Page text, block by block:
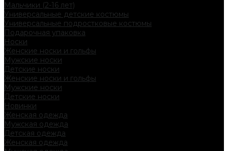
Мальчики (2-16 лет)
Универсальные детские костюмы
Универсальные подростковые костюмы
Подарочная упаковка
Носки
Женские носки и гольфы
Мужские носки
Детские носки
Женские носки и гольфы
Мужские носки
Детские носки
Новинки
Женская одежда
Мужская одежда
Детская одежда
Женская одежда